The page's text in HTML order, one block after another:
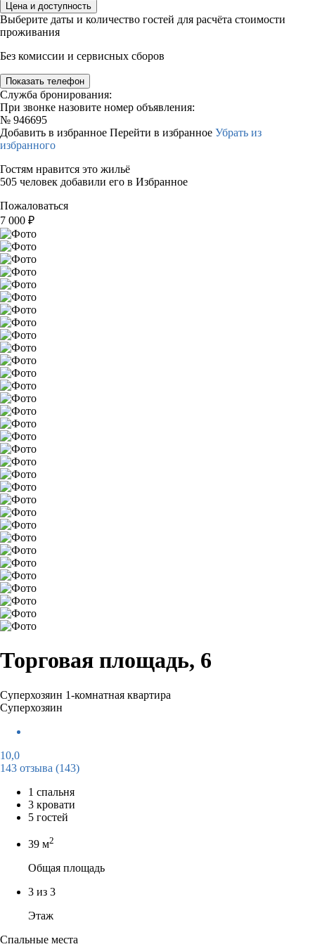
Цена и доступность
Выберите даты и количество гостей для расчёта стоимости
проживания
Без комиссии и сервисных сборов
Показать телефон
Служба бронирования:
При звонке назовите номер объявления:
№ 946695
Добавить в избранное Перейти в избранное Убрать из
избранного
Гостям нравится это жильё
505 человек добавили его в Избранное
Пожаловаться
7 000 ₽
Торговая площадь, 6
Суперхозяин 1-комнатная квартира
Суперхозяин
10,0
143 отзыва (143)
1 спальня
3 кровати
5 гостей
39 м2
Общая площадь
3 из 3
Этаж
Спальные места